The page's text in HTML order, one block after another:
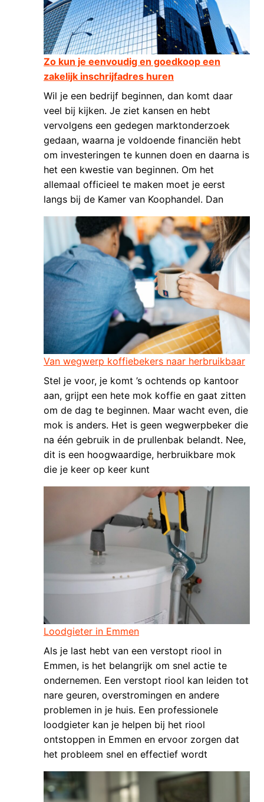
Zo kun je eenvoudig en goedkoop een
zakelijk inschrijfadres huren
Wil je een bedrijf beginnen, dan komt daar
veel bij kijken. Je ziet kansen en hebt
vervolgens een gedegen marktonderzoek
gedaan, waarna je voldoende financiën hebt
om investeringen te kunnen doen en daarna is
het een kwestie van beginnen. Om het
allemaal officieel te maken moet je eerst
langs bij de Kamer van Koophandel. Dan
Van wegwerp koffiebekers naar herbruikbaar
Stel je voor, je komt ’s ochtends op kantoor
aan, grijpt een hete mok koffie en gaat zitten
om de dag te beginnen. Maar wacht even, die
mok is anders. Het is geen wegwerpbeker die
na één gebruik in de prullenbak belandt. Nee,
dit is een hoogwaardige, herbruikbare mok
die je keer op keer kunt
Loodgieter in Emmen
Als je last hebt van een verstopt riool in
Emmen, is het belangrijk om snel actie te
ondernemen. Een verstopt riool kan leiden tot
nare geuren, overstromingen en andere
problemen in je huis. Een professionele
loodgieter kan je helpen bij het riool
ontstoppen in Emmen en ervoor zorgen dat
het probleem snel en effectief wordt